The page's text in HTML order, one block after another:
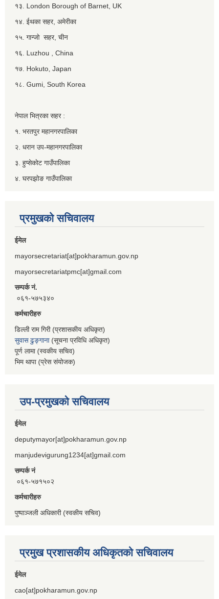
१३. London Borough of Barnet, UK
१४. ईथका सहर, अमेरीका
१५. गान्जो सहर, चीन
१६. Luzhou , China
१७. Hokuto, Japan
१८. Gumi, South Korea
नेपाल भित्रका सहर :
१. भरतपुर महानगरपालिका
२. धरान उप-महानगरपालिका
३. हुप्सेकोट गाउँपालिका
४. घरपझोङ गाउँपालिका
प्रमुखको सचिवालय
ईमेल
mayorsecretariat[at]pokharamun.gov.np
mayorsecretariatpmc[at]gmail.com
सम्पर्क नं.
०६१-५७५३४०
कर्मचारीहरु
डिल्ली राम गिरी (प्रशासकीय अधिकृत)
सुवास ढुङ्गाना(सूचना प्रविधि अधिकृत)
पूर्ण लामा (स्वकीय सचिव)
भिम थापा (प्रेस संयोजक)
उप-प्रमुखको सचिवालय
ईमेल
deputymayor[at]pokharamun.gov.np
manjudevigurung1234[at]gmail.com
सम्पर्क नं
०६१-५७१५०२
कर्मचारीहरु
पुष्पाञ्जली अधिकारी (स्वकीय सचिव)
प्रमुख प्रशासकीय अधिकृतको सचिवालय
ईमेल
cao[at]pokharamun.gov.np